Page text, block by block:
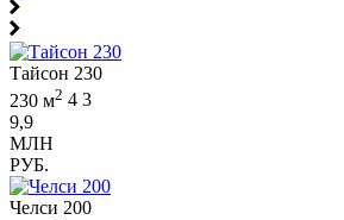
Тайсон 230
230 м2 4 3
9,9
МЛН
РУБ.
Челси 200